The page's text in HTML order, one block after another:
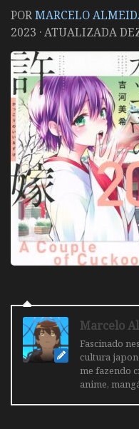
PORMARCELO
2023 · ATUALIZADA
Marcelo
Fascinado
cultura
me fazendo
anime,